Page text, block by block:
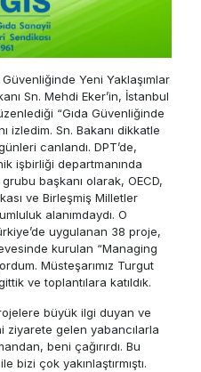
Yeni Yaklaşımlar
Sn. Mehdi Eker’in, İstanbul
“Gıda Güvenliğinde
izledim. Sn. Bakanı dikkatle
canlandı. DPT’de,
işbirliği departmanında
başkanı olarak, OECD,
ve Birleşmiş Milletler
alanımdaydı. O
uygulanan 38 proje,
kurulan “Managing
Müsteşarımız Turgut
ve toplantılara katıldık.
büyük ilgi duyan ve
ziyarete gelen yabancılarla
beni çağırırdı. Bu
bizi çok yakınlaştırmıştı.